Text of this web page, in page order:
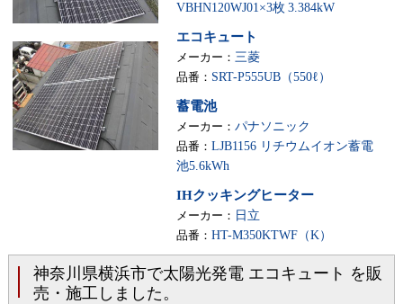
VBHN120WJ01×3枚 3.384kW
エコキュート
メーカー： 三菱
品番： SRT-P555UB（550ℓ）
蓄電池
メーカー： パナソニック
品番： LJB1156 リチウムイオン蓄電
池5.6kWh
IHクッキングヒーター
メーカー： 日立
品番： HT-M350KTWF（K）
神奈川県横浜市で太陽光発電 エコキュート を販
売・施工しました。